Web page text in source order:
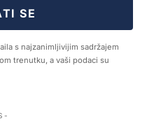
SE
s najzanimljivijim sadržajem
trenutku, a vaši podaci su
-